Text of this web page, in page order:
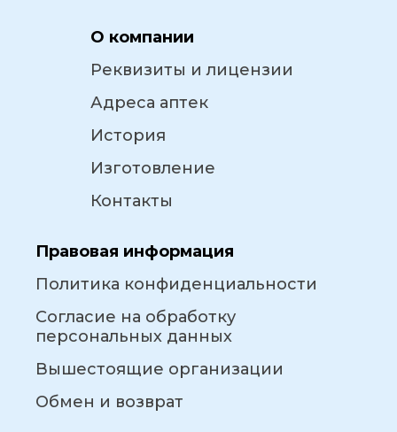
О компании
Реквизиты и лицензии
Адреса аптек
История
Изготовление
Контакты
Правовая информация
Политика конфиденциальности
Согласие на обработку
персональных данных
Вышестоящие организации
Обмен и возврат